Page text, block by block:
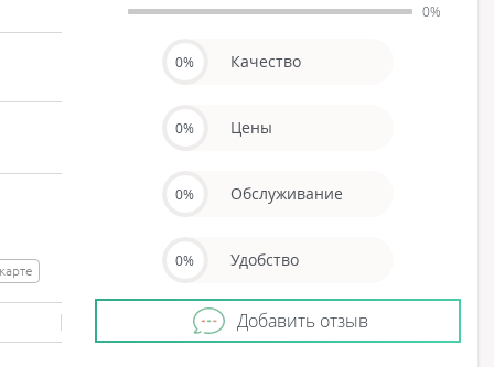
0%
0% Качество
0% Цены
0% Обслуживание
0% Удобство
Добавить отзыв